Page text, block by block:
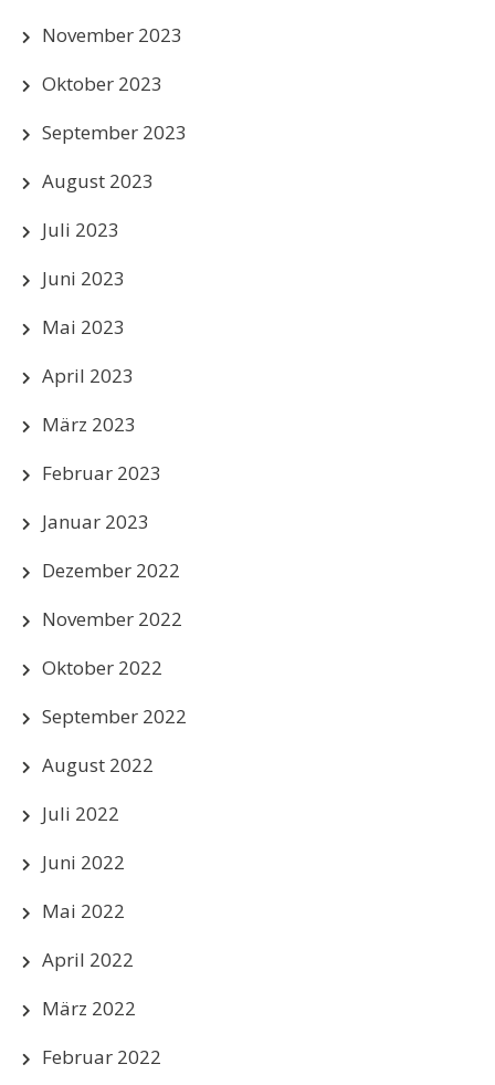
November 2023
Oktober 2023
September 2023
August 2023
Juli 2023
Juni 2023
Mai 2023
April 2023
März 2023
Februar 2023
Januar 2023
Dezember 2022
November 2022
Oktober 2022
September 2022
August 2022
Juli 2022
Juni 2022
Mai 2022
April 2022
März 2022
Februar 2022